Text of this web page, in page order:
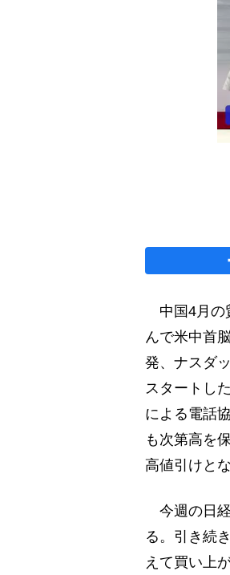
中国4月の
んで米中首
発、ナスダ
スタートし
による電話
も次第高を
高値引けと
今週の日
る。引き続
えて買い上